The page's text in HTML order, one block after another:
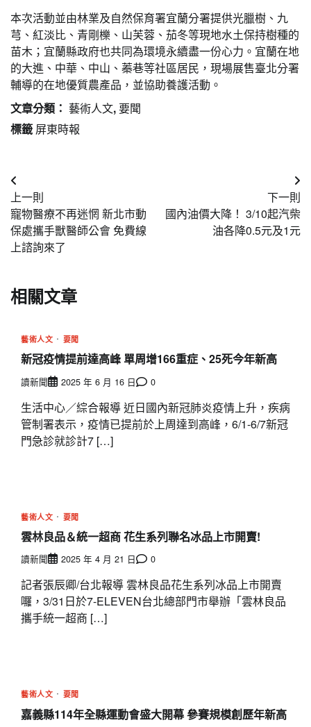
本次活動並由林業及自然保育署宜蘭分署提供光臘樹、九
芎、紅淡比、青剛櫟、山芙蓉、茄冬等現地水土保持樹種的
苗木；宜蘭縣政府也共同為環境永續盡一份心力。宜蘭在地
的大進、中華、中山、蓁巷等社區居民，現場展售臺北分署
輔導的在地優質農產品，並協助養護活動。
文章分類： 藝術人文,要聞
標籤 屏東時報
文
章
導
覽
上一則
寵物醫療不再迷惘 新北市動
保處攜手獸醫師公會 免費線
上諮詢來了
下一則
國內油價大降！ 3/10起汽柴
油各降0.5元及1元
相關文章
藝術人文 要聞
新冠疫情提前達高峰 單周增166重症、25死今年新高
讀新聞 2025 年 6 月 16 日 0
生活中心／綜合報導 近日國內新冠肺炎疫情上升，疾病
管制署表示，疫情已提前於上周達到高峰，6/1-6/7新冠
門急診就診計7 […]
藝術人文 要聞
雲林良品＆統一超商 花生系列聯名冰品上市開賣!
讀新聞 2025 年 4 月 21 日 0
記者張辰卿/台北報導 雲林良品花生系列冰品上市開賣
囉，3/31日於7-ELEVEN台北總部門市舉辦「雲林良品
攜手統一超商 […]
藝術人文 要聞
嘉義縣114年全縣運動會盛大開幕 參賽規模創歷年新高